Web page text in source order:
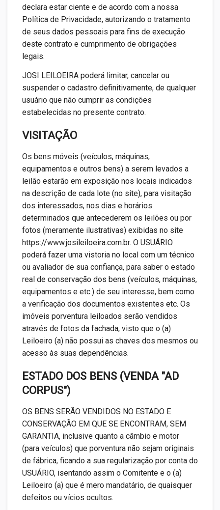
declara estar ciente e de acordo com a nossa
Política de Privacidade, autorizando o tratamento
de seus dados pessoais para fins de execução
deste contrato e cumprimento de obrigações
legais.
JOSI LEILOEIRA poderá limitar, cancelar ou
suspender o cadastro definitivamente, de qualquer
usuário que não cumprir as condições
estabelecidas no presente contrato.
VISITAÇÃO
Os bens móveis (veículos, máquinas,
equipamentos e outros bens) a serem levados a
leilão estarão em exposição nos locais indicados
na descrição de cada lote (no site), para visitação
dos interessados, nos dias e horários
determinados que antecederem os leilões ou por
fotos (meramente ilustrativas) exibidas no site
https://www.josileiloeira.com.br. O USUÁRIO
poderá fazer uma vistoria no local com um técnico
ou avaliador de sua confiança, para saber o estado
real de conservação dos bens (veículos, máquinas,
equipamentos e etc.) de seu interesse, bem como
a verificação dos documentos existentes etc. Os
imóveis porventura leiloados serão vendidos
através de fotos da fachada, visto que o (a)
Leiloeiro (a) não possui as chaves dos mesmos ou
acesso às suas dependências.
ESTADO DOS BENS (VENDA "AD
CORPUS")
OS BENS SERÃO VENDIDOS NO ESTADO E
CONSERVAÇÃO EM QUE SE ENCONTRAM, SEM
GARANTIA, inclusive quanto a câmbio e motor
(para veículos) que porventura não sejam originais
de fábrica, ficando a sua regularização por conta do
USUÁRIO, isentando assim o Comitente e o (a)
Leiloeiro (a) que é mero mandatário, de quaisquer
defeitos ou vícios ocultos.